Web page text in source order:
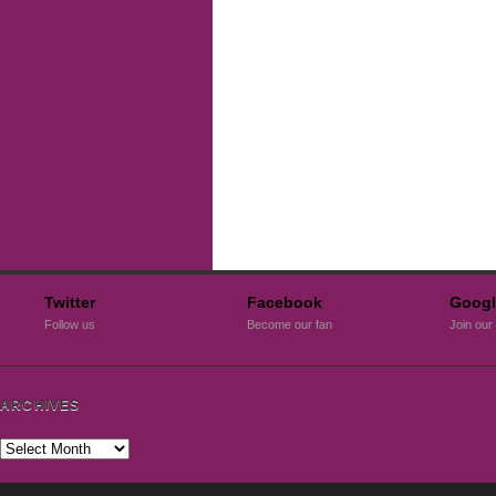
Twitter
Follow us
Facebook
Become our fan Join our
ARCHIVES